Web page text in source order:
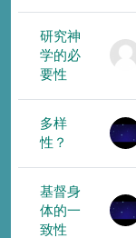
研究神
学的必
要性
多样
性？
基督身
体的一
致性